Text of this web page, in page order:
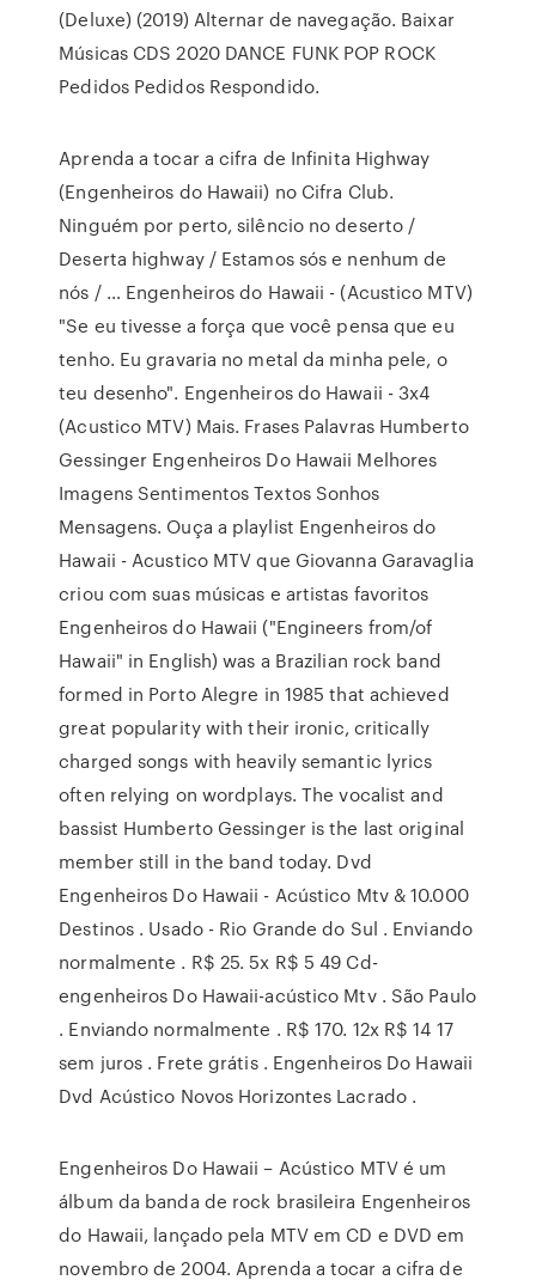
(Deluxe) (2019) Alternar de navegação. Baixar
Músicas CDS 2020 DANCE FUNK POP ROCK
Pedidos Pedidos Respondido.
Aprenda a tocar a cifra de Infinita Highway
(Engenheiros do Hawaii) no Cifra Club.
Ninguém por perto, silêncio no deserto /
Deserta highway / Estamos sós e nenhum de
nós / … Engenheiros do Hawaii - (Acustico MTV)
"Se eu tivesse a força que você pensa que eu
tenho. Eu gravaria no metal da minha pele, o
teu desenho". Engenheiros do Hawaii - 3x4
(Acustico MTV) Mais. Frases Palavras Humberto
Gessinger Engenheiros Do Hawaii Melhores
Imagens Sentimentos Textos Sonhos
Mensagens. Ouça a playlist Engenheiros do
Hawaii - Acustico MTV que Giovanna Garavaglia
criou com suas músicas e artistas favoritos
Engenheiros do Hawaii ("Engineers from/of
Hawaii" in English) was a Brazilian rock band
formed in Porto Alegre in 1985 that achieved
great popularity with their ironic, critically
charged songs with heavily semantic lyrics
often relying on wordplays. The vocalist and
bassist Humberto Gessinger is the last original
member still in the band today. Dvd
Engenheiros Do Hawaii - Acústico Mtv & 10.000
Destinos . Usado - Rio Grande do Sul . Enviando
normalmente . R$ 25. 5x R$ 5 49 Cd-
engenheiros Do Hawaii-acústico Mtv . São Paulo
. Enviando normalmente . R$ 170. 12x R$ 14 17
sem juros . Frete grátis . Engenheiros Do Hawaii
Dvd Acústico Novos Horizontes Lacrado .
Engenheiros Do Hawaii – Acústico MTV é um
álbum da banda de rock brasileira Engenheiros
do Hawaii, lançado pela MTV em CD e DVD em
novembro de 2004. Aprenda a tocar a cifra de